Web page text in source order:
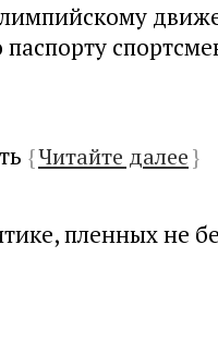
{Читайте далее}
пленных не